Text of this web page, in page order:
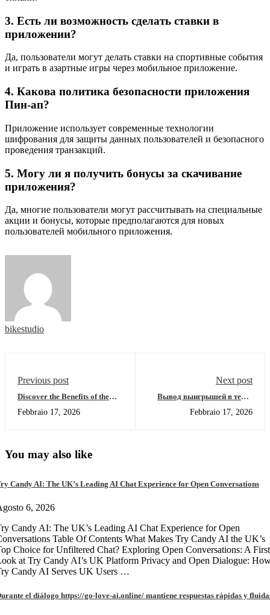
3. Есть ли возможность сделать ставки в
приложении?
Да, пользователи могут делать ставки на спортивные события
и играть в азартные игры через мобильное приложение.
4. Какова политика безопасности приложения
Пин-ап?
Приложение использует современные технологии
шифрования для защиты данных пользователей и безопасного
проведения транзакций.
5. Могу ли я получить бонусы за скачивание
приложения?
Да, многие пользователи могут рассчитывать на специальные
акции и бонусы, которые предполагаются для новых
пользователей мобильного приложения.
bikestudio
Previous post
Discover the Benefits of the
Febbraio 17, 2026
Next post
Вывод выигрышей в тенге
Aviator на Pin Up KZ
Febbraio 17, 2026
You may also like
Candy AI: The UK’s Leading AI Chat Experience for Open Conversations
6, 2026
Candy AI: The UK’s Leading AI Chat Experience for Open
Table Of Contents What Makes Try Candy AI the UK’s
Choice for Unfiltered Chat? Exploring Open Conversations: A First
at Try Candy AI’s UK Platform Privacy and Open Dialogue:
Candy AI Serves UK Users …
el diálogo https://go-love-ai.online/ mantiene respuestas rápidas y